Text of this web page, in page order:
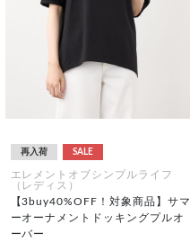
再入荷 SALE
エレメントオブシンプルライフ
（レディス）
【3buy40%OFF！対象商品】サマ
ーオーナメントドッキングプルオ
ーバー